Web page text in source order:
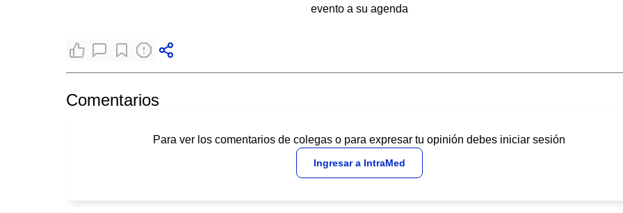
evento a su agenda
Comentarios
Para ver los comentarios de colegas o para expresar tu opinión debes iniciar sesión
Ingresar a IntraMed